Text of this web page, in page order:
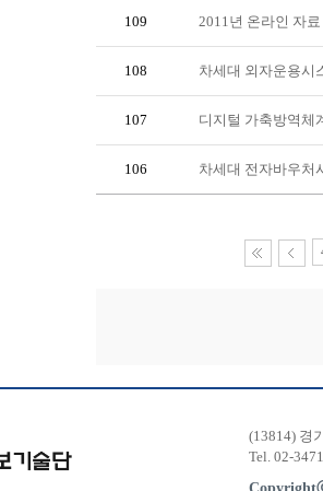
109 2011년 온라인 자
108 차세대 외자운용시
107 디지털 가축방역체
106 차세대 전자바우처
(13814) 경
Tel. 02-